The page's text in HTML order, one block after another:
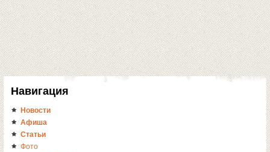
Навигация
Новости
Афиша
Статьи
Фото